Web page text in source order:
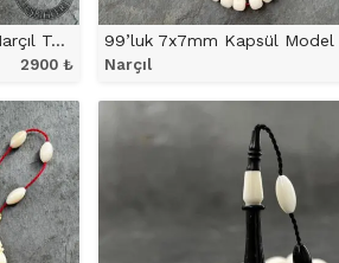
5,5×9,5mm Kesme Model Narçıl Tesbih
2900 ₺ Narçıl